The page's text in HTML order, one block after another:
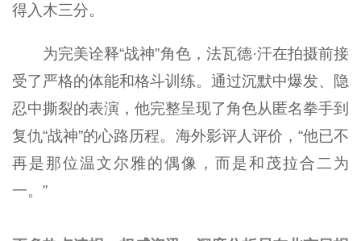
得入木三分。
为完美诠释“战神”角色，法瓦德·汗在拍摄前接
受了严格的体能和格斗训练。通过沉默中爆发、隐
忍中撕裂的表演，他完整呈现了角色从匿名拳手到
复仇“战神”的心路历程。海外影评人评价，“他已不
再是那位温文尔雅的偶像，而是和茂拉合二为
一。”